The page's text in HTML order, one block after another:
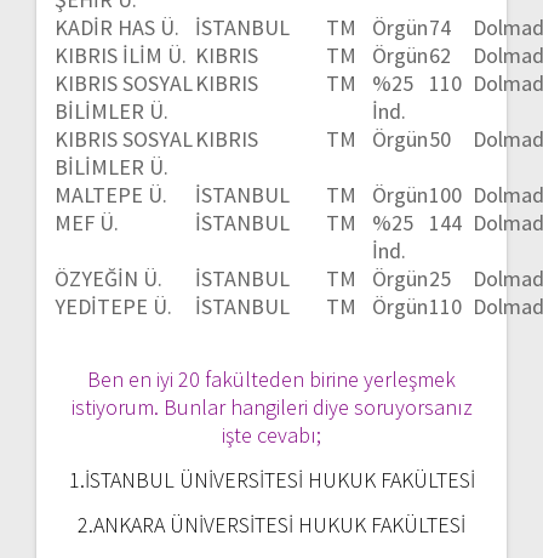
KADİR HAS Ü.
İSTANBUL TM Örgün74
KIBRIS İLİM Ü. KIBRIS TM Örgün62
KIBRIS SOSYAL
BİLİMLER Ü.
KIBRIS TM
%25
İnd.
110
KIBRIS SOSYAL
BİLİMLER Ü.
KIBRIS TM Örgün50
MALTEPE Ü.
İSTANBUL TM Örgün100
MEF Ü.
İSTANBUL TM
%25
İnd.
144
ÖZYEĞİN Ü.
İSTANBUL TM Örgün25
YEDİTEPE Ü.
İSTANBUL TM Örgün110
Ben en iyi 20 fakülteden birine yerleşmek
istiyorum. Bunlar hangileri diye soruyorsanız
işte cevabı;
1.İSTANBUL ÜNİVERSİTESİ HUKUK FAKÜLTESİ
2.ANKARA ÜNİVERSİTESİ HUKUK FAKÜLTESİ